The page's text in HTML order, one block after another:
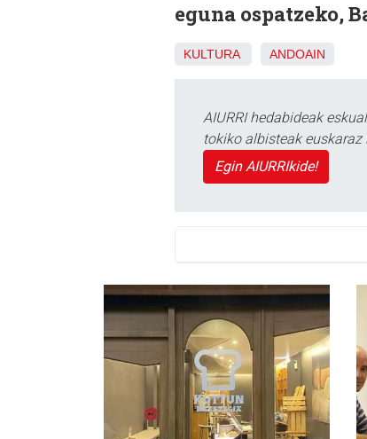
eguna ospatzeko,
KULTURA ANDOAIN
AIURRI hedabideak
tokiko albisteak
Egin AIURRIkide!